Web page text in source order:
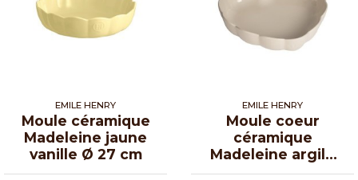
EMILE HENRY
Moule céramique
Madeleine jaune
vanille Ø 27 cm
EMILE HENRY
Moule coeur
céramique
Madeleine argile
26,5 cm